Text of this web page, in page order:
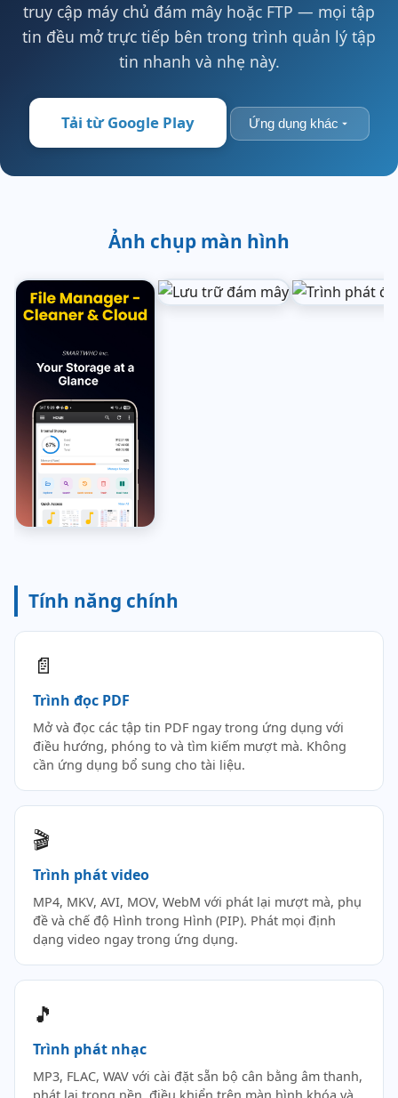
truy cập máy chủ đám mây hoặc FTP — mọi tập
tin đều mở trực tiếp bên trong trình quản lý tập
tin nhanh và nhẹ này.
Tải từ Google Play Ứng dụng khác
Ảnh chụp màn hình
Tính năng chính
📄
Trình đọc PDF
Mở và đọc các tập tin PDF ngay trong ứng dụng với
điều hướng, phóng to và tìm kiếm mượt mà. Không
cần ứng dụng bổ sung cho tài liệu.
🎬
Trình phát video
MP4, MKV, AVI, MOV, WebM với phát lại mượt mà, phụ
đề và chế độ Hình trong Hình (PIP). Phát mọi định
dạng video ngay trong ứng dụng.
🎵
Trình phát nhạc
MP3, FLAC, WAV với cài đặt sẵn bộ cân bằng âm thanh,